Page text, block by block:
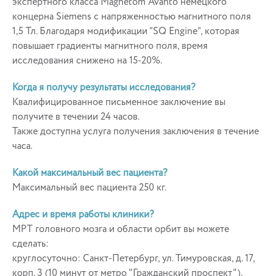
экспертного класса Magnetom Avanto немецкого
концерна Siemens с напряженностью магнитного поля
1,5 Тл. Благодаря модификации “SQ Engine”, которая
повышает градиенты магнитного поля, время
исследования снижено на 15-20%.
Когда я получу результаты исследования?
Квалифицированное письменное заключение вы
получите в течении 24 часов.
Также доступна услуга получения заключения в течение
часа.
Какой максимальный вес пациента?
Максимальный вес пациента 250 кг.
Адрес и время работы клиники?
МРТ головного мозга и области орбит вы можете
сделать:
круглосуточно: Санкт-Петербург, ул. Тимуровская, д. 17,
корп. 3 (10 минут от метро "Гражданский проспект"),